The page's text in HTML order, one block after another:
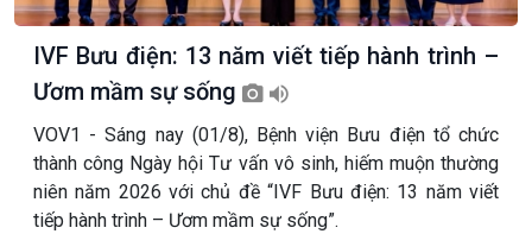
IVF Bưu điện: 13 năm viết tiếp hành trình –
Ươm mầm sự sống
VOV1 - Sáng nay (01/8), Bệnh viện Bưu điện tổ chức
thành công Ngày hội Tư vấn vô sinh, hiếm muộn thường
niên năm 2026 với chủ đề “IVF Bưu điện: 13 năm viết
tiếp hành trình – Ươm mầm sự sống”.